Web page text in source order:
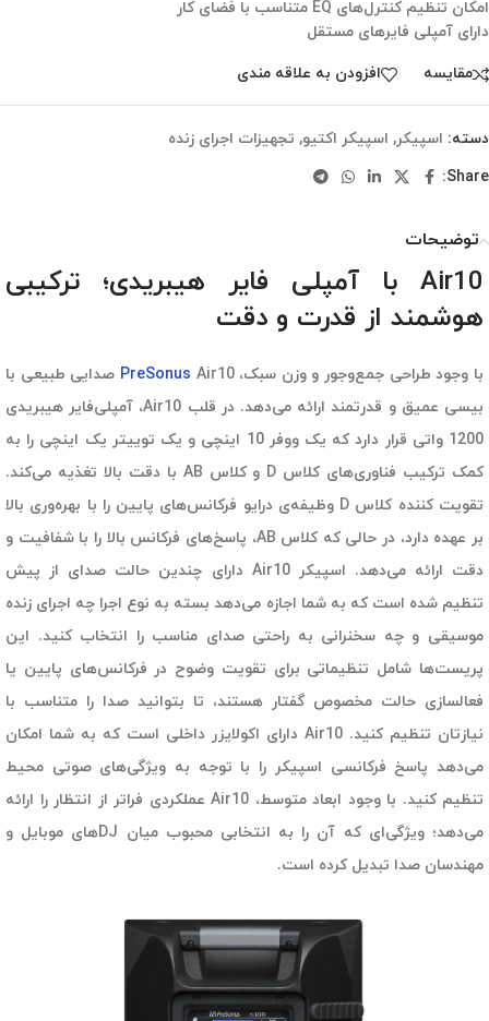
امکان تنظیم کنترل‌های EQ متناسب با فضای کار
دارای آمپلی فایرهای مستقل
مقایسه افزودن به علاقه مندی
دسته: اسپیکر, اسپیکر اکتیو, تجهیزات اجرای زنده
Share:
توضیحات
Air10 با آمپلی فایر هیبریدی؛ ترکیبی
هوشمند از قدرت و دقت
با وجود طراحی جمع‌وجور و وزن سبک، PreSonus Air10 صدایی طبیعی با
بیسی عمیق و قدرتمند ارائه می‌دهد. در قلب Air10، آمپلی‌فایر هیبریدی
1200 واتی قرار دارد که یک ووفر 10 اینچی و یک توییتر یک اینچی را به
کمک ترکیب فناوری‌های کلاس D و کلاس AB با دقت بالا تغذیه می‌کند.
تقویت کننده کلاس D وظیفه‌ی درایو فرکانس‌های پایین را با بهره‌وری بالا
بر عهده دارد، در حالی که کلاس AB، پاسخ‌های فرکانس بالا را با شفافیت و
دقت ارائه می‌دهد. اسپیکر Air10 دارای چندین حالت صدای از پیش
تنظیم شده است که به شما اجازه می‌دهد بسته به نوع اجرا چه اجرای زنده
موسیقی و چه سخنرانی به راحتی صدای مناسب را انتخاب کنید. این
پریست‌ها شامل تنظیماتی برای تقویت وضوح در فرکانس‌های پایین یا
فعالسازی حالت مخصوص گفتار هستند، تا بتوانید صدا را متناسب با
نیازتان تنظیم کنید. Air10 دارای اکولایزر داخلی است که به شما امکان
می‌دهد پاسخ فرکانسی اسپیکر را با توجه به ویژگی‌های صوتی محیط
تنظیم کنید. با وجود ابعاد متوسط، Air10 عملکردی فراتر از انتظار را ارائه
می‌دهد؛ ویژگی‌ای که آن را به انتخابی محبوب میان DJهای موبایل و
مهندسان صدا تبدیل کرده است.